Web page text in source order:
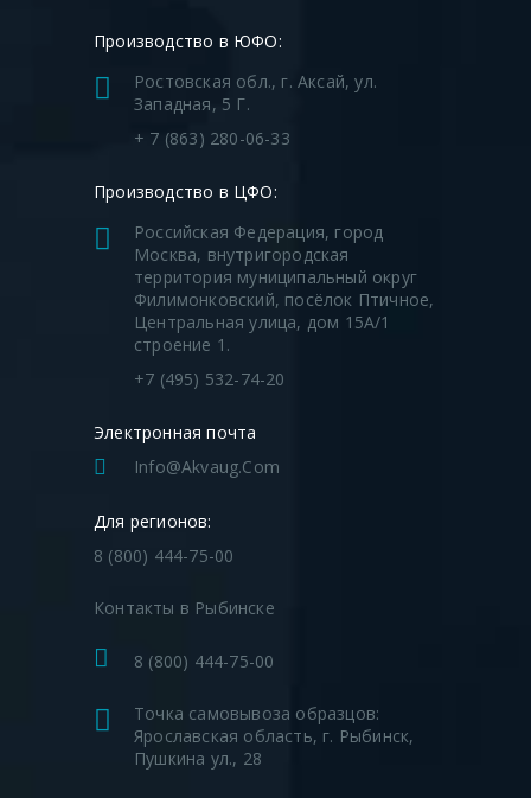
Производство в ЮФО:
Ростовская обл., г. Аксай, ул.
Западная, 5 Г.
+ 7 (863) 280-06-33
Производство в ЦФО:
Российская Федерация, город
Москва, внутригородская
территория муниципальный округ
Филимонковский, посёлок Птичное,
Центральная улица, дом 15А/1
строение 1.
+7 (495) 532-74-20
Электронная почта
Info@akvaug.com
Для регионов:
8 (800) 444-75-00
Контакты в Рыбинске
8 (800) 444-75-00
Точка самовывоза образцов:
Ярославская область, г. Рыбинск,
Пушкина ул., 28